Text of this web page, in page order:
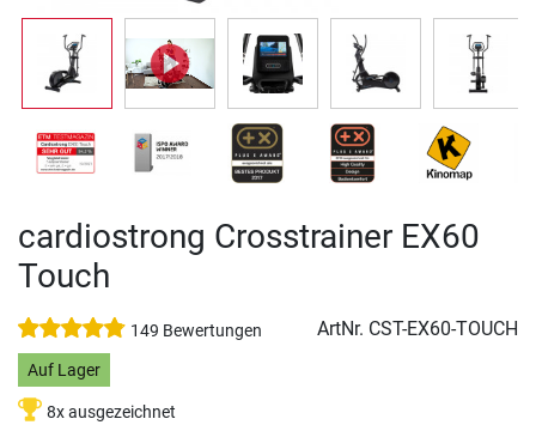
cardiostrong Crosstrainer EX60
Touch
149 Bewertungen ArtNr. CST-EX60-TOUCH
Auf Lager
8x ausgezeichnet